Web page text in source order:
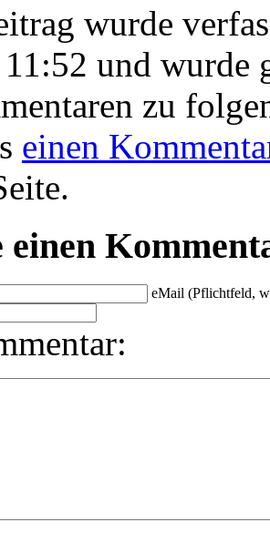
wurde
und wurde
zu
einen
einen
eMail (Pflichtfeld,